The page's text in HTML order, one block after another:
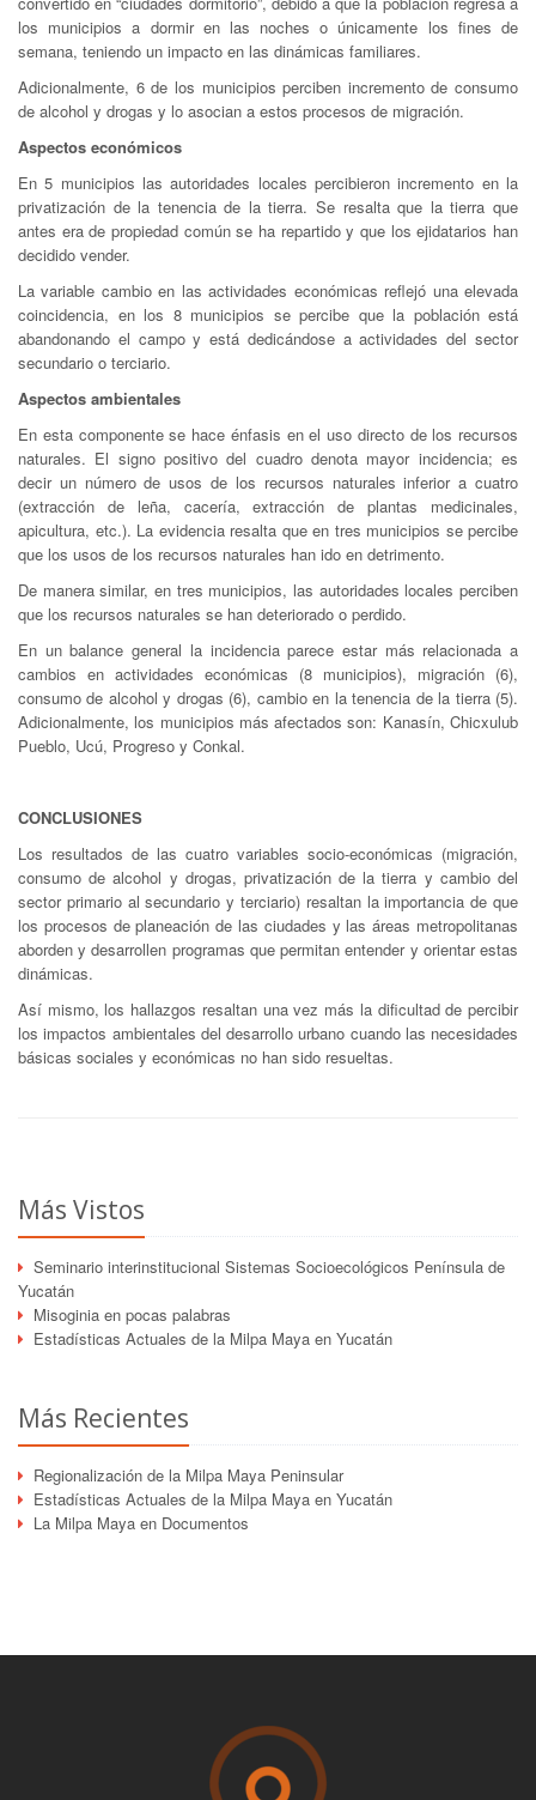
los municipios a dormir en las noches o únicamente los fines de
semana, teniendo un impacto en las dinámicas familiares.
Adicionalmente, 6 de los municipios perciben incremento de consumo
de alcohol y drogas y lo asocian a estos procesos de migración.
Aspectos económicos
En 5 municipios las autoridades locales percibieron incremento en la
privatización de la tenencia de la tierra. Se resalta que la tierra que
antes era de propiedad común se ha repartido y que los ejidatarios han
decidido vender.
La variable cambio en las actividades económicas reflejó una elevada
coincidencia, en los 8 municipios se percibe que la población está
abandonando el campo y está dedicándose a actividades del sector
secundario o terciario.
Aspectos ambientales
En esta componente se hace énfasis en el uso directo de los recursos
naturales. El signo positivo del cuadro denota mayor incidencia; es
decir un número de usos de los recursos naturales inferior a cuatro
(extracción de leña, cacería, extracción de plantas medicinales,
apicultura, etc.). La evidencia resalta que en tres municipios se percibe
que los usos de los recursos naturales han ido en detrimento.
De manera similar, en tres municipios, las autoridades locales perciben
que los recursos naturales se han deteriorado o perdido.
En un balance general la incidencia parece estar más relacionada a
cambios en actividades económicas (8 municipios), migración (6),
consumo de alcohol y drogas (6), cambio en la tenencia de la tierra (5).
Adicionalmente, los municipios más afectados son: Kanasín, Chicxulub
Pueblo, Ucú, Progreso y Conkal.
CONCLUSIONES
Los resultados de las cuatro variables socio-económicas (migración,
consumo de alcohol y drogas, privatización de la tierra y cambio del
sector primario al secundario y terciario) resaltan la importancia de que
los procesos de planeación de las ciudades y las áreas metropolitanas
aborden y desarrollen programas que permitan entender y orientar estas
dinámicas.
Así mismo, los hallazgos resaltan una vez más la dificultad de percibir
los impactos ambientales del desarrollo urbano cuando las necesidades
básicas sociales y económicas no han sido resueltas.
Más Vistos
Seminario interinstitucional Sistemas Socioecológicos Península de
Yucatán
Misoginia en pocas palabras
Estadísticas Actuales de la Milpa Maya en Yucatán
Más Recientes
Regionalización de la Milpa Maya Peninsular
Estadísticas Actuales de la Milpa Maya en Yucatán
La Milpa Maya en Documentos